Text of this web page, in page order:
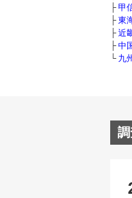
甲
東
近
中
九